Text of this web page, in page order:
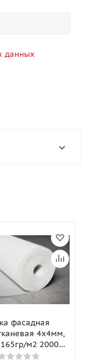
данных
фасадная
4х4мм,
м2 2000Н
165